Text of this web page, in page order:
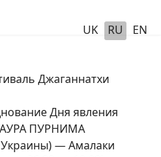
UK RU EN
Джаганнатхи
Дня явления
ПУРНИМА
Украины) — Амалаки